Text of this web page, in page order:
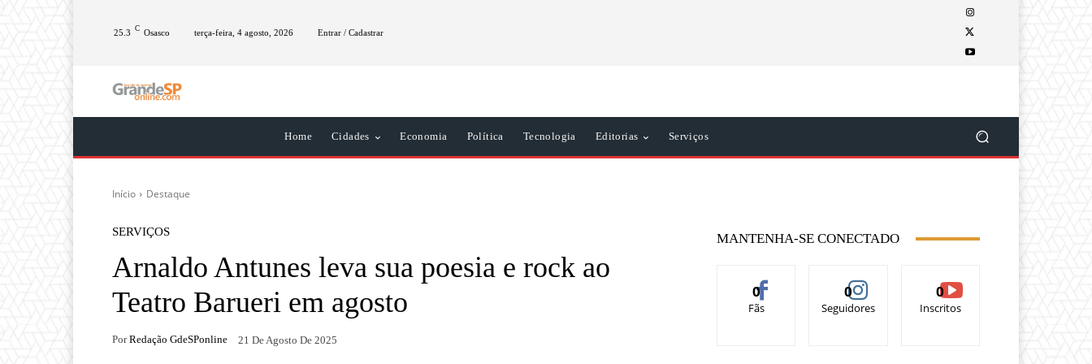
25.3 C Osasco terça-feira, 4 agosto, 2026 Entrar / Cadastrar
Home Cidades Economia Política Tecnologia Editorias Serviços
Início Destaque
SERVIÇOS
Arnaldo Antunes leva sua poesia e rock ao
Teatro Barueri em agosto
Por Redação GdeSPonline 21 De Agosto De 2025
MANTENHA-SE CONECTADO
0
Fãs
0
Seguidores
0
Inscritos